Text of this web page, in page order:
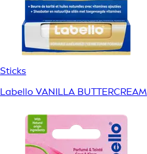
Sticks
Labello VANILLA BUTTERCREAM